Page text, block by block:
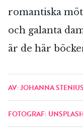
romantiska
och galanta
är de här
AV: JOHANNA STENIUS
FOTOGRAF: